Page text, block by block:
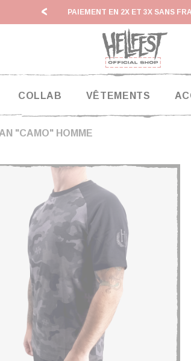
PAIEMENT EN 2X ET 3X SANS
COLLAB VÊTEMENTS
"CAMO" HOMME